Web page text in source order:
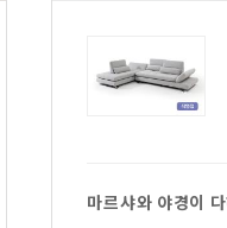
마르샤와 야경이